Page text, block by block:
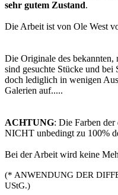
sehr gutem Zustand.
Die Arbeit ist von Ole West
Die Originale des bekannten,
sind gesuchte Stücke und bei
doch lediglich in wenigen
Galerien auf.....
ACHTUNG: Die Farben der
NICHT unbedingt zu 100%
Bei der Arbeit wird keine
(* ANWENDUNG DER
UStG.)